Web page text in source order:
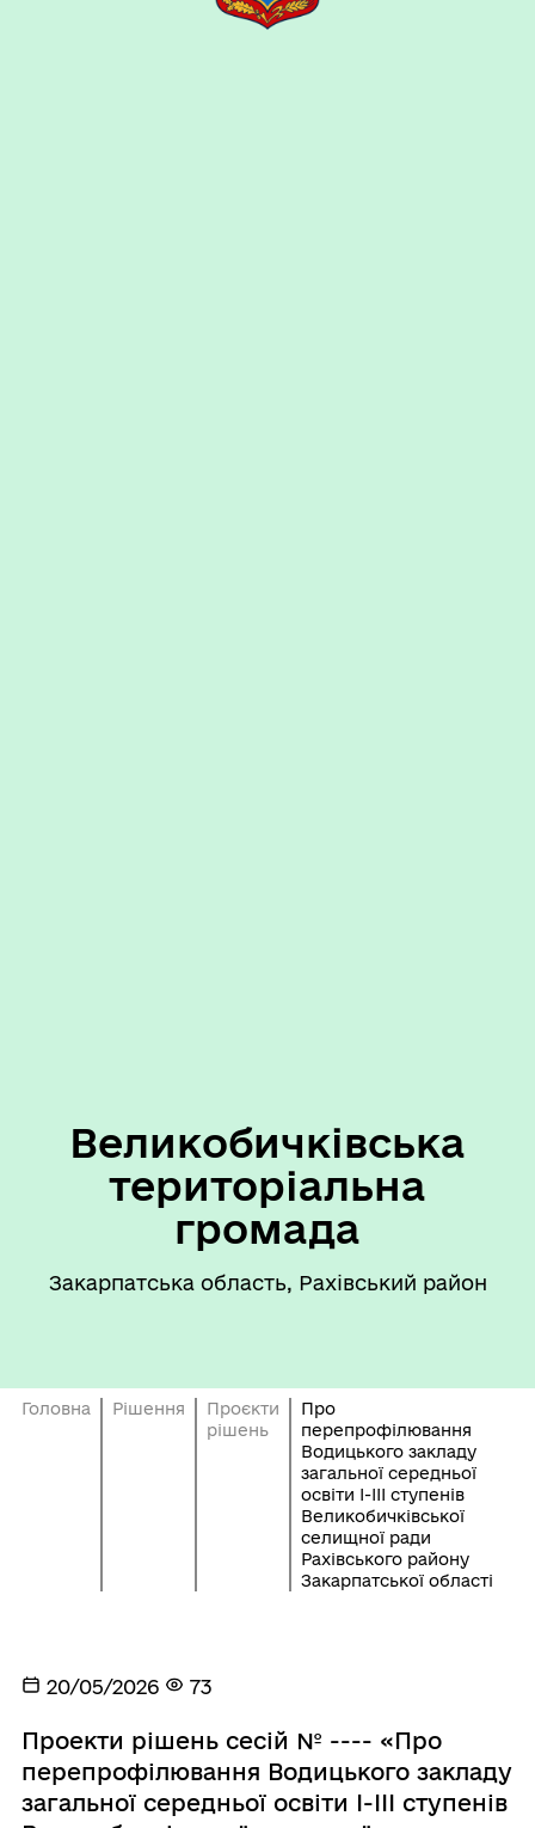
Великобичківська
територіальна
громада
Закарпатська область, Рахівський район
Головна Рішення
Проєкти
рішень
Про
перепрофілювання
Водицького закладу
загальної середньої
освіти І-ІІІ ступенів
Великобичківської
селищної ради
Рахівського району
Закарпатської області
20/05/2026 73
Проекти рішень сесій № ---- «Про
перепрофілювання Водицького закладу
загальної середньої освіти І-ІІІ ступенів